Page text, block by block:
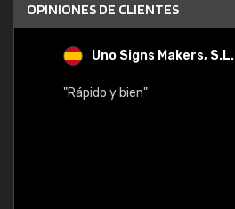
OPINIONES DE CLIENTES
Uno Signs Makers, S.L.
"Rápido y bien"